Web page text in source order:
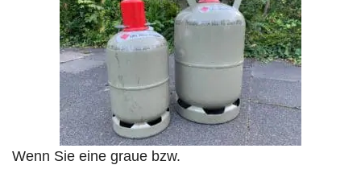
Wenn Sie eine graue bzw.